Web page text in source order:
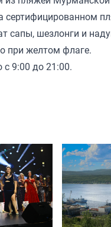
сертифицированном
сапы, шезлонги и
при желтом флаге.
9:00 до 21:00.